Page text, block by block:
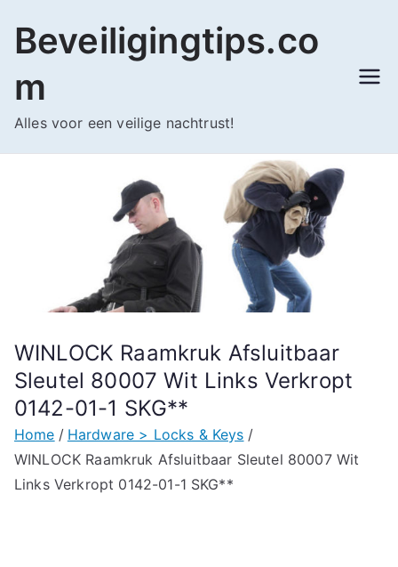
naar
inhoud
Beveiligingtips.co
m
Alles voor een veilige nachtrust!
WINLOCK Raamkruk Afsluitbaar
Sleutel 80007 Wit Links Verkropt
0142-01-1 SKG**
Home
Hardware > Locks & Keys
WINLOCK Raamkruk Afsluitbaar Sleutel 80007 Wit
Links Verkropt 0142-01-1 SKG**